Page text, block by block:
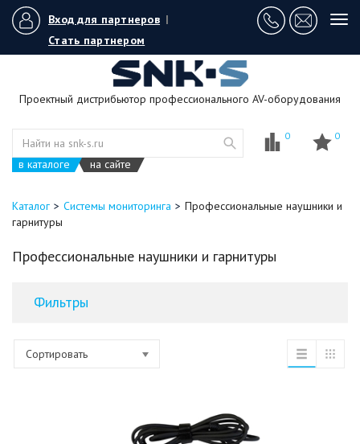
Вход для партнеров |
Стать партнером
Проектный дистрибьютор профессионального AV-оборудования
в каталоге на сайте
0 0
Каталог Системы мониторинга
Профессиональные наушники и
гарнитуры
Профессиональные наушники и гарнитуры
Фильтры
Сортировать